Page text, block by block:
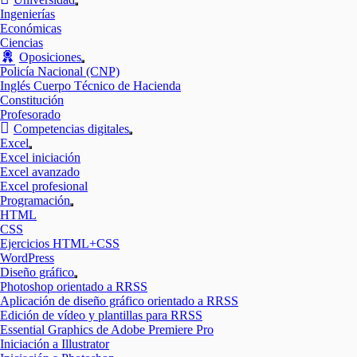
Mostrar
Ingenierías
Económicas
Ciencias
Oposiciones
Mostrar
el
submenú
Policía Nacional (CNP)
Inglés Cuerpo Técnico de Hacienda
Constitución
Profesorado
Competencias digitales
Mostrar
Excel
Mostrar
el
submenú
Excel iniciación
Excel avanzado
Excel profesional
Programación
Mostrar
HTML
CSS
Ejercicios HTML+CSS
WordPress
Diseño gráfico
Mostrar
el
submenú
Photoshop orientado a RRSS
Aplicación de diseño gráfico orientado a RRSS
Edición de vídeo y plantillas para RRSS
Essential Graphics de Adobe Premiere Pro
Iniciación a Illustrator